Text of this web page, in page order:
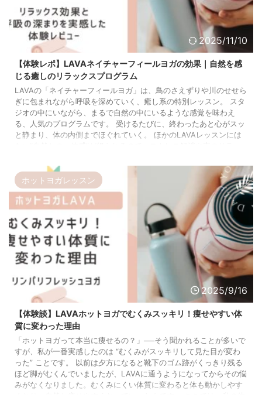
2025/11/10
【体験レポ】LAVAネイチャーフィールヨガの効果｜自然を感
じる癒しのリラックスプログラム
LAVAの「ネイチャーフィールヨガ」は、鳥のさえずりや川のせせら
ぎに包まれながら呼吸を深めていく、癒し系の特別レッスン。 スタ
ジオの中にいながら、まるで自然の中にいるような感覚を味わえ
る、人気のプログラムです。 受けるたびに、終わったあと心がスッ
と静まり、体の内側までほぐれていく。 ほかのLAVAレッスンには
／ LAVA 公式サイトでネイチャーフィールヨガを体験 LAVA歴8年の
私 ...ホットヨガレッスン
2025/9/16
【体験談】LAVAホットヨガでむくみスッキリ！痩せやすい体
質に変わった理由
「ホットヨガって本当に痩せるの？」──そう聞かれることが多いで
すが、私が一番実感したのは “むくみがスッキリして見た目が変わ
った” ことです。 以前は夕方になると靴下のゴム跡がくっきり残る
ほど脚がむくんでいましたが、LAVAに通うようになってからその悩
みがなくなりました。むくみにくい体質に変わると体も動かしやす